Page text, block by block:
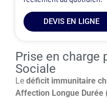
DEVIS EN LIGNE
Prise en charge
Sociale
Le déficit immunitaire
Affection Longue Durée